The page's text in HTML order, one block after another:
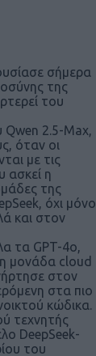
σήμερα
της
του
Qwen 2.5-Max,
όταν οι
με τις
ασκεί η
της
όχι μόνο
και στον
τα GPT-4o,
μονάδα cloud
στον
στα πιο
κώδικα.
τεχνητής
DeepSeek-
του